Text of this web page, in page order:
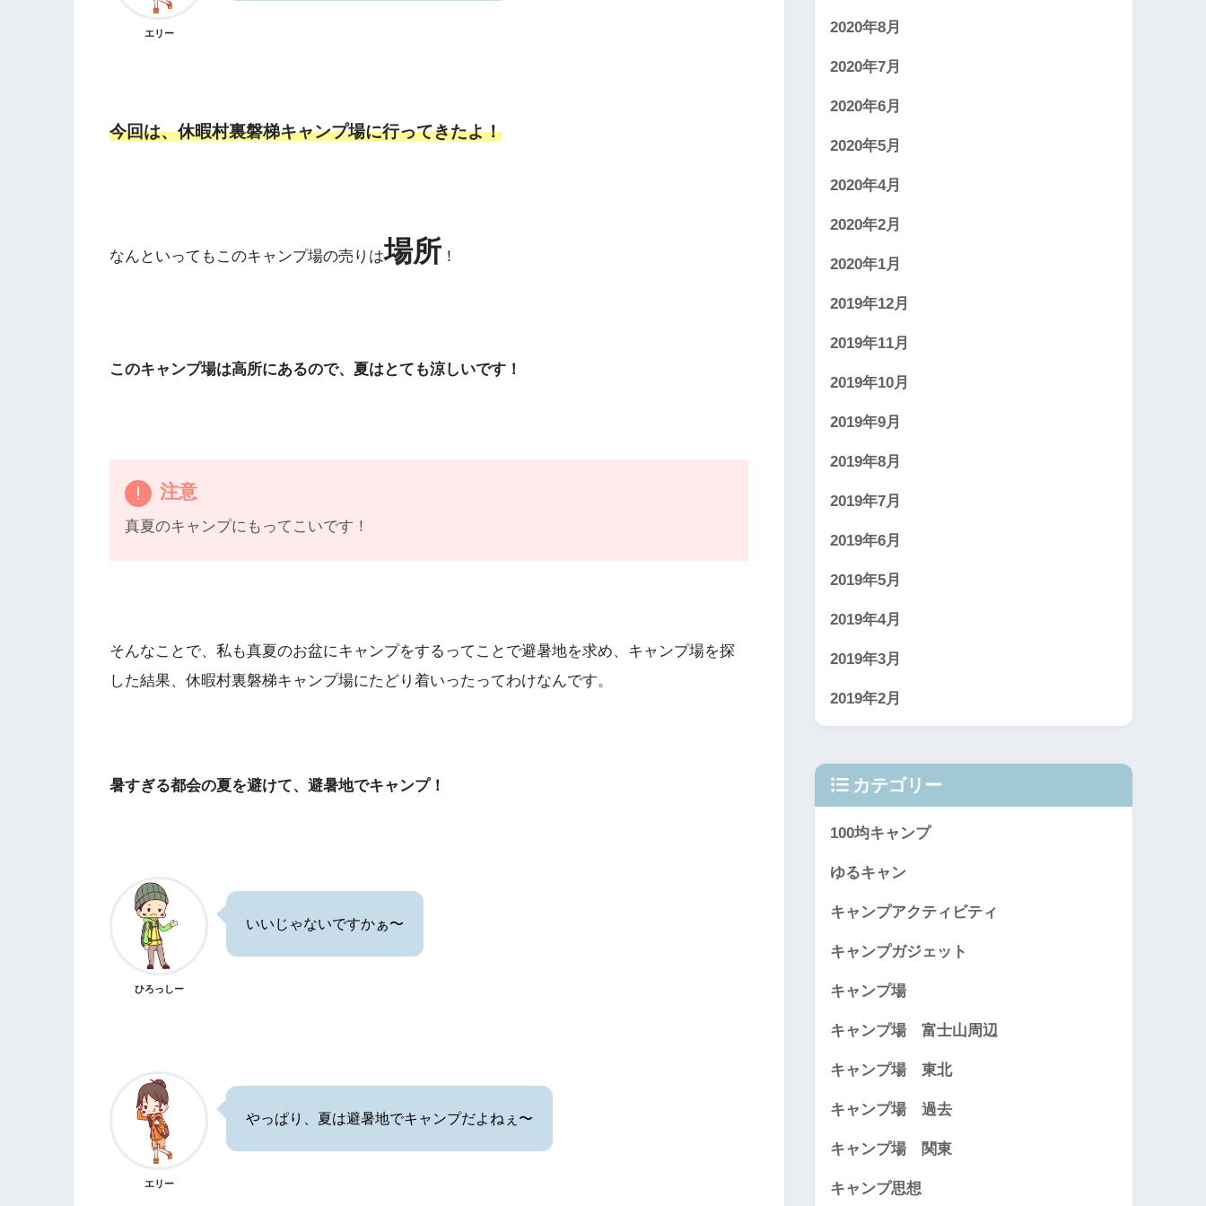
エリー
今回は、休暇村裏磐梯キャンプ場に行ってきたよ！
なんといってもこのキャンプ場の売りは場所 ！
このキャンプ場は高所にあるので、夏はとても涼しいです！
注意
真夏のキャンプにもってこいです！
そんなことで、私も真夏のお盆にキャンプをするってことで避暑地を求め、キャンプ場を探
した結果、休暇村裏磐梯キャンプ場にたどり着いったってわけなんです。
暑すぎる都会の夏を避けて、避暑地でキャンプ！
ひろっしー
いいじゃないですかぁ〜
エリー
やっぱり、夏は避暑地でキャンプだよねぇ〜
2020年8月
2020年7月
2020年6月
2020年5月
2020年4月
2020年2月
2020年1月
2019年12月
2019年11月
2019年10月
2019年9月
2019年8月
2019年7月
2019年6月
2019年5月
2019年4月
2019年3月
2019年2月
カテゴリー
100均キャンプ
ゆるキャン
キャンプアクティビティ
キャンプガジェット
キャンプ場
キャンプ場 富士山周辺
キャンプ場 東北
キャンプ場 過去
キャンプ場 関東
キャンプ思想